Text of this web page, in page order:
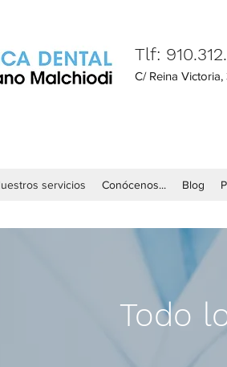
Tlf:
C/ Reina
servicios Conócenos... Blog
Todo